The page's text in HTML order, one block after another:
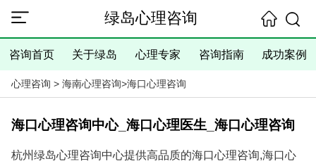
绿岛心理咨询
咨询首页 关于绿岛 心理专家 咨询指南 成功案例
心理咨询 > 海南心理咨询>海口心理咨询
海口心理咨询中心_海口心理医生_海口心理咨询
杭州绿岛心理咨询中心提供高品质的海口心理咨询,海口心